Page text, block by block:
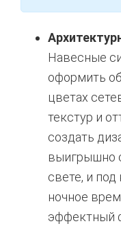
Навесные
оформить
цветах
текстур и
создать
выигрышно
свете, и
ночное
эффектный